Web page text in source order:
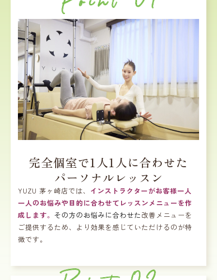
完全個室で1人1人に合わせた
パーソナルレッスン
YUZU 茅ヶ崎店では、 インストラクターがお客様一人
一人のお悩みや目的に合わせてレッスンメニューを作
成します。 その方のお悩みに合わせた 改善メニューを
ご提供するため、より効果を感じていただけるのが特
徴です。